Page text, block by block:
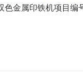
色金属印铁机项目
国家或地区：日